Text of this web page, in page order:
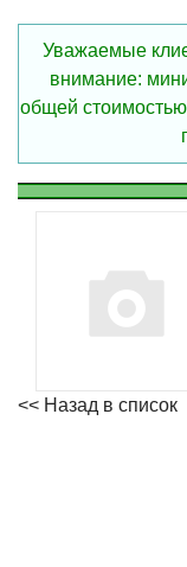
Уважаемые
внимание:
общей
<< Назад в список